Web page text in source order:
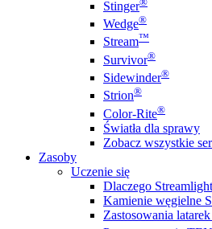
Stinger
Wedge®
Stream™
Survivor®
Sidewinder®
Strion®
Color-Rite®
Światła dla sprawy
Zobacz wszystkie
Zasoby
Uczenie się
Dlaczego
Kamienie węgielne
Zastosowania